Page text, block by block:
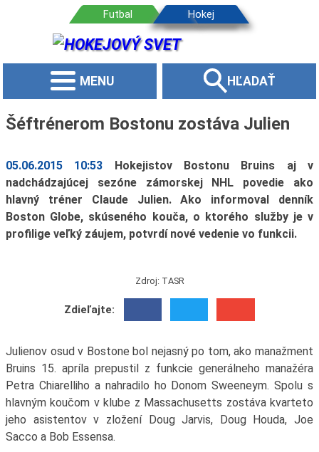
MENU HĽADAŤ
Šéftrénerom Bostonu zostáva Julien
05.06.2015 10:53
Hokejistov Bostonu Bruins aj v
nadchádzajúcej sezóne zámorskej NHL povedie ako
hlavný tréner Claude Julien. Ako informoval denník
Boston Globe, skúseného kouča, o ktorého služby je v
profilige veľký záujem, potvrdí nové vedenie vo funkcii.
Zdroj: TASR
Zdieľajte:
Julienov osud v Bostone bol nejasný po tom, ako manažment
Bruins 15. apríla prepustil z funkcie generálneho manažéra
Petra Chiarelliho a nahradilo ho Donom Sweeneym. Spolu s
hlavným koučom v klube z Massachusetts zostáva kvarteto
jeho asistentov v zložení Doug Jarvis, Doug Houda, Joe
Sacco a Bob Essensa.